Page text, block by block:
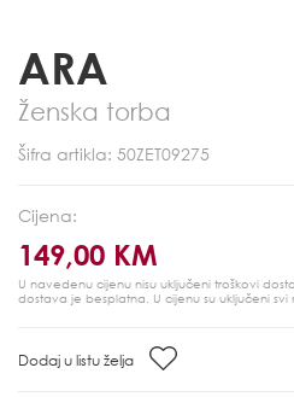
ARA
Ženska torba
Šifra artikla: 50ZET09275
Cijena:
149,00 KM
U navedenu cijenu nisu uključeni troškovi
dostava je besplatna. U cijenu su uključeni svi
Dodaj u listu želja